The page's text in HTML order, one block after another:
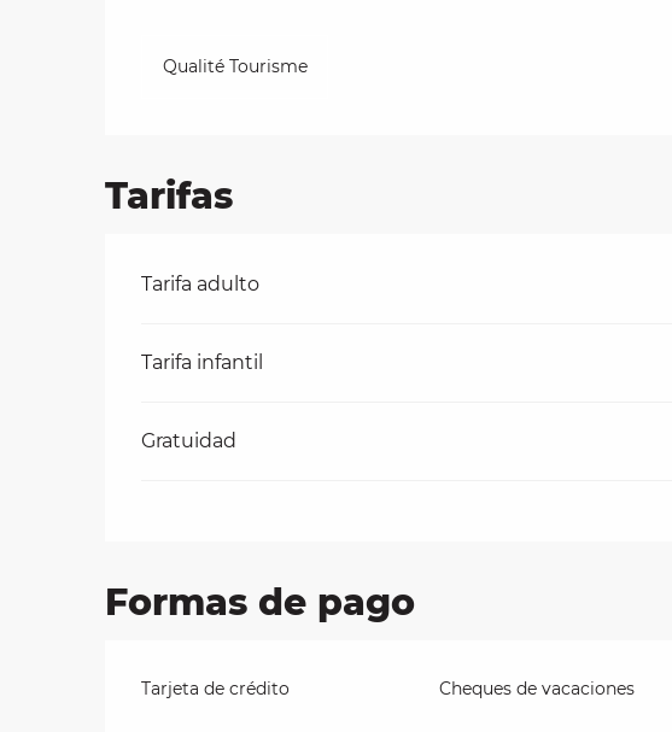
Qualité Tourisme
Tarifas
Tarifas 2026
Tarifa adulto
Tarifa infantil
Gratuidad
Formas de pago
Tarjeta de crédito Cheques de vacaciones